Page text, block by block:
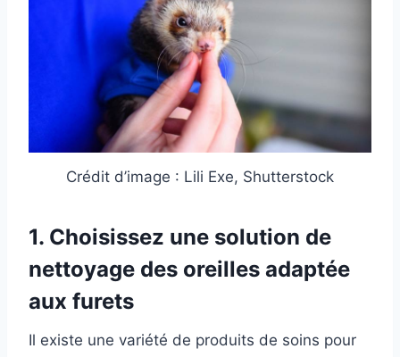
Crédit d’image : Lili Exe, Shutterstock
1. Choisissez une solution de
nettoyage des oreilles adaptée
aux furets
Il existe une variété de produits de soins pour